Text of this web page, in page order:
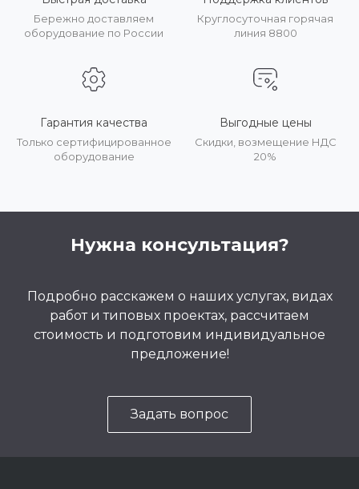
Бережно доставляем
оборудование по России
Круглосуточная горячая
линия 8800
Гарантия качества
Только сертифицированное
оборудование
Выгодные цены
Скидки, возмещение НДС
20%
Нужна консультация?
Подробно расскажем о наших услугах, видах
работ и типовых проектах, рассчитаем
стоимость и подготовим индивидуальное
предложение!
Задать вопрос